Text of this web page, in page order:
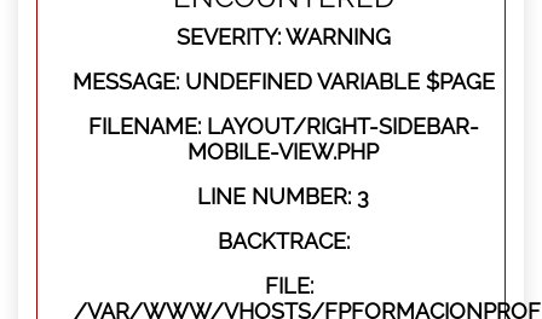
SEVERITY: WARNING
MESSAGE: UNDEFINED VARIABLE $PAGE
FILENAME: LAYOUT/RIGHT-SIDEBAR-
MOBILE-VIEW.PHP
LINE NUMBER: 3
BACKTRACE:
FILE:
/VAR/WWW/VHOSTS/